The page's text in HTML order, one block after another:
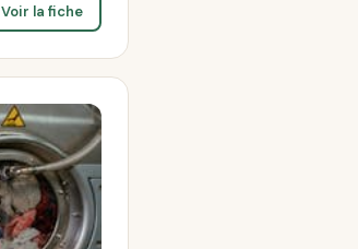
Voir la fiche